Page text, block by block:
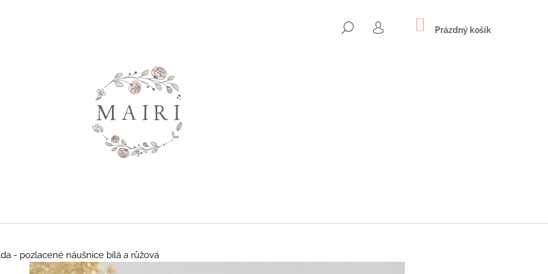
HLEDAT
PŘIHLÁŠENÍ
NÁKUPNÍ
KOŠÍK
Prázdný košík
- pozlacené náušnice bílá a růžová
Co potřebujete najít?
HLEDAT
SHAILENE - DLOUHÉ KVĚTINOVÉ